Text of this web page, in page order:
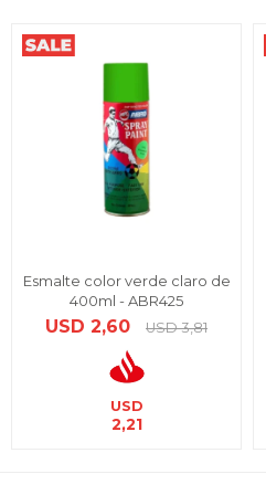
Esmalte color verde claro de
400ml - ABR425
USD 2,60 USD 3,81
USD
2,21